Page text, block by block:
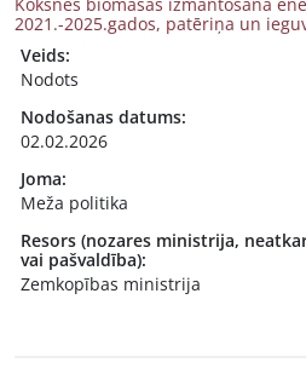
2021.-2025.gados, patēriņa un
Veids:
Nodots
Nodošanas datums:
02.02.2026
Joma:
Meža politika
Resors (nozares ministrija,
vai pašvaldība):
Zemkopības ministrija